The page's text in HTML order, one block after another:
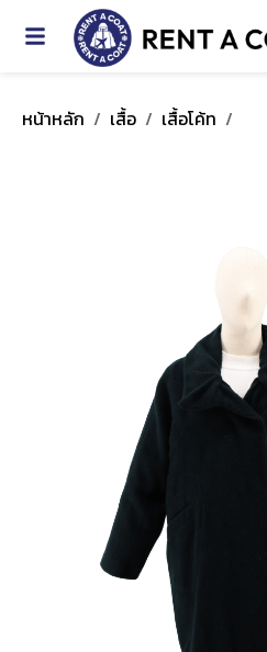
หน้าหลัก / เสื้อ / เสื้อโค้ท /